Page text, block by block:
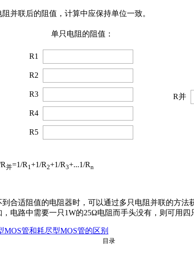
并联后的阻值，计算中应保持单位一致。
单只电阻的阻值：
R1
R2
R3
R4
R5
R并
并=1/R1+1/R2+1/R3+...1/Rn
合适阻值的电阻器时，可以通过多只电阻并联的方法
电路中需要一只1W的25Ω电阻而手头没有，则可用
MOS管和耗尽型MOS管的区别
目录